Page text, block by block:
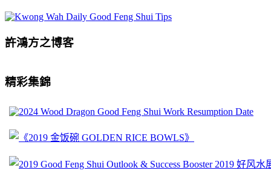
許鴻方之博客
精彩集錦